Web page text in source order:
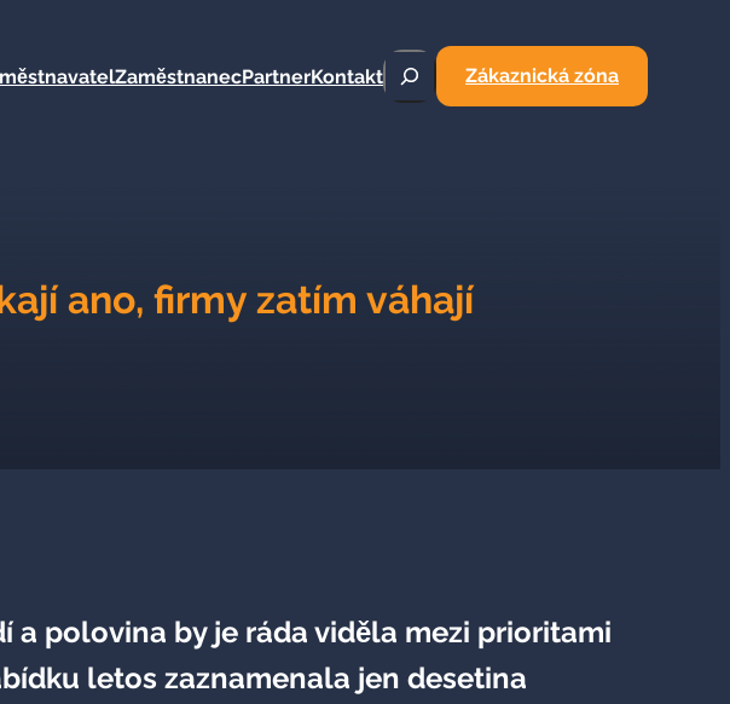
ZaměstnanecPartnerKontakt
Hledat
Zákaznická zóna
ano, firmy zatím váhají
polovina by je ráda viděla mezi prioritami
letos zaznamenala jen desetina